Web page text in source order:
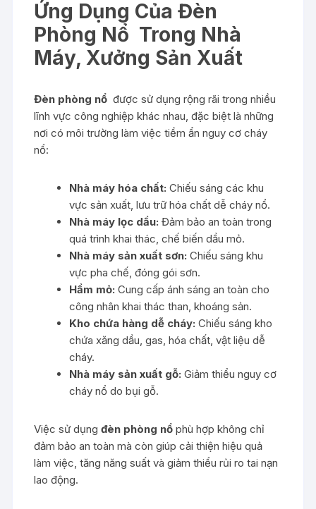
Ứng Dụng Của Đèn
Phòng Nổ Trong Nhà
Máy, Xưởng Sản Xuất
Đèn phòng nổ được sử dụng rộng rãi trong nhiều
lĩnh vực công nghiệp khác nhau, đặc biệt là những
nơi có môi trường làm việc tiềm ẩn nguy cơ cháy
nổ:
Nhà máy hóa chất: Chiếu sáng các khu
vực sản xuất, lưu trữ hóa chất dễ cháy nổ.
Nhà máy lọc dầu: Đảm bảo an toàn trong
quá trình khai thác, chế biến dầu mỏ.
Nhà máy sản xuất sơn: Chiếu sáng khu
vực pha chế, đóng gói sơn.
Hầm mỏ: Cung cấp ánh sáng an toàn cho
công nhân khai thác than, khoáng sản.
Kho chứa hàng dễ cháy: Chiếu sáng kho
chứa xăng dầu, gas, hóa chất, vật liệu dễ
cháy.
Nhà máy sản xuất gỗ: Giảm thiểu nguy cơ
cháy nổ do bụi gỗ.
Việc sử dụngđèn phòng nổ phù hợp không chỉ
đảm bảo an toàn mà còn giúp cải thiện hiệu quả
làm việc, tăng năng suất và giảm thiểu rủi ro tai nạn
lao động.